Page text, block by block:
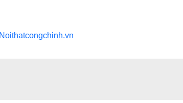
Noithatcongchinh.vn